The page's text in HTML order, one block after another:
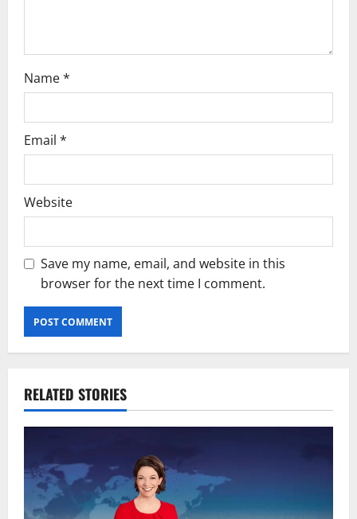
Name*
Email *
Website
Save my name, email, and website in this
browser for the next time I comment.
RELATED STORIES